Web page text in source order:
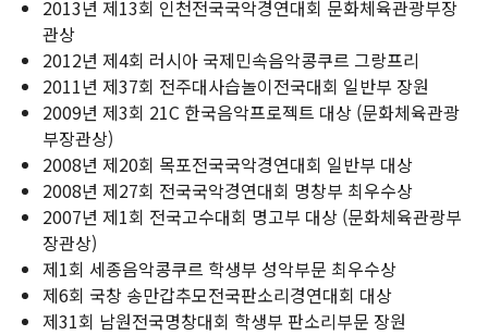
2013년 제13회 인천전국국악경연대회 문화체육관광부장
관상
2012년 제4회 러시아 국제민속음악콩쿠르 그랑프리
2011년 제37회 전주대사습놀이전국대회 일반부 장원
2009년 제3회 21C 한국음악프로젝트 대상 (문화체육관광
부장관상)
2008년 제20회 목포전국국악경연대회 일반부 대상
2008년 제27회 전국국악경연대회 명창부 최우수상
2007년 제1회 전국고수대회 명고부 대상 (문화체육관광부
장관상)
제1회 세종음악콩쿠르 학생부 성악부문 최우수상
제6회 국창 송만갑추모전국판소리경연대회 대상
제31회 남원전국명창대회 학생부 판소리부문 장원